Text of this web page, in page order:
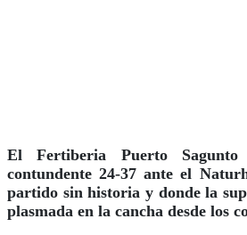
El Fertiberia Puerto
contundente 24-37 ante el
partido sin historia y donde la
plasmada en la cancha desde los